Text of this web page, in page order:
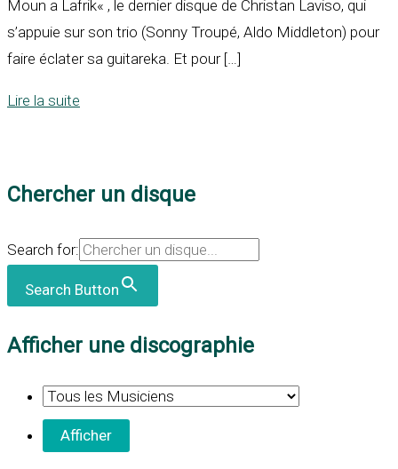
Moun a Lafrik« , le dernier disque de Christan Laviso, qui
s’appuie sur son trio (Sonny Troupé, Aldo Middleton) pour
faire éclater sa guitareka. Et pour […]
Lire la suite
Chercher un disque
Search for:
Search Button
Afficher une discographie